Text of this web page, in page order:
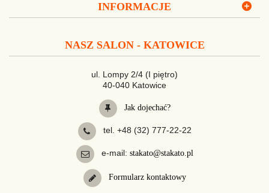
INFORMACJE
NASZ SALON - KATOWICE
ul. Lompy 2/4 (I piętro)
40-040 Katowice
Jak dojechać?
tel. +48 (32) 777-22-22
e-mail: stakato@stakato.pl
Formularz kontaktowy